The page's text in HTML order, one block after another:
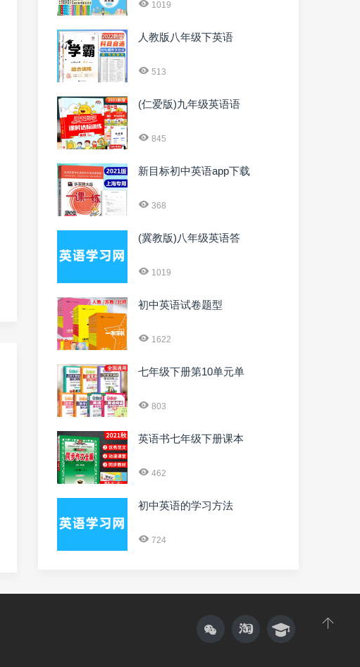
1019
人教版八年级下英语
513
(仁爱版)九年级英语语
845
新目标初中英语app下载
368
(冀教版)八年级英语答
1019
初中英语试卷题型
1622
七年级下册第10单元单
803
英语书七年级下册课本
462
初中英语的学习方法
724